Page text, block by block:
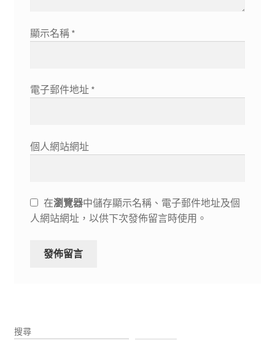
顯示名稱 *
電子郵件地址 *
個人網站網址
在瀏覽器中儲存顯示名稱、電子郵件地址及個
人網站網址，以供下次發佈留言時使用。
搜尋